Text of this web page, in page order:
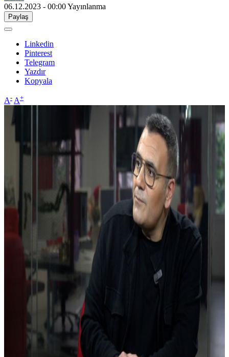
06.12.2023 - 00:00Yayınlanma
Paylaş
Linkedin
Pinterest
Telegram
Yazdır
Kopyala
A- A+